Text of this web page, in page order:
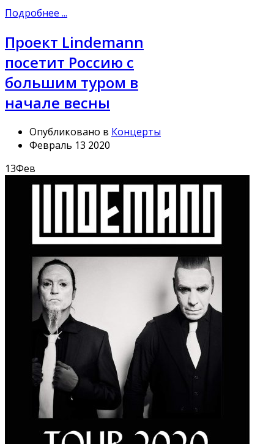
Подробнее ...
Проект Lindemann
посетит Россию с
большим туром в
начале весны
Опубликовано в Концерты
Февраль 13 2020
13Фев